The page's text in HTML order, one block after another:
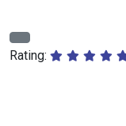
Rating: